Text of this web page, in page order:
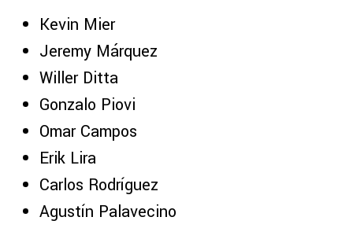
Kevin Mier
Jeremy Márquez
Willer Ditta
Gonzalo Piovi
Omar Campos
Erik Lira
Carlos Rodríguez
Agustín Palavecino